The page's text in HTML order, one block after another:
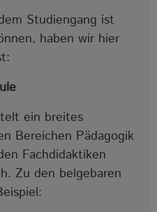
Studiengang ist
haben wir hier
ein breites
Bereichen Pädagogik
Fachdidaktiken
Zu den belgebaren